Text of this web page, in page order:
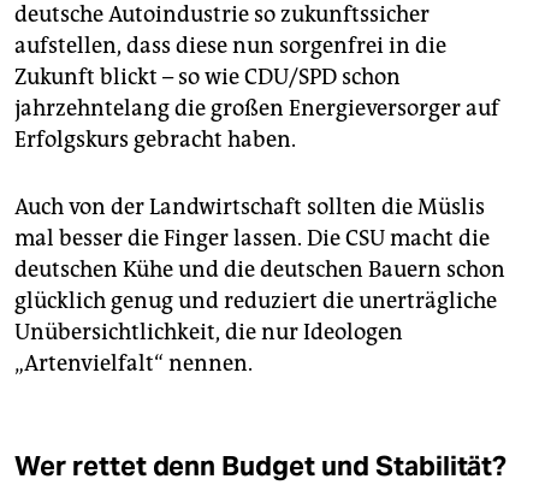
deutsche Autoindustrie so zukunftssicher
aufstellen, dass diese nun sorgenfrei in die
Zukunft blickt – so wie CDU/SPD schon
jahrzehntelang die großen Energieversorger auf
Erfolgskurs gebracht haben.
Auch von der Landwirtschaft sollten die Müslis
mal besser die Finger lassen. Die CSU macht die
deutschen Kühe und die deutschen Bauern schon
glücklich genug und reduziert die unerträgliche
Unübersichtlichkeit, die nur Ideologen
„Artenvielfalt“ nennen.
Wer rettet denn Budget und Stabilität?